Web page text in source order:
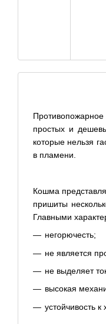
простых и
которые нельзя
в пламени.
Кошма
пришиты
Главными
негорючесть;
не является
не выделяет
высокая
устойчивость